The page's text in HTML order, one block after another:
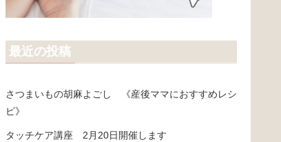
最近の投稿
さつまいもの胡麻よごし 《産後ママにおすすめレシ
ピ》
タッチケア講座 2月20日開催します